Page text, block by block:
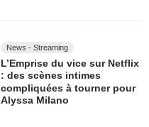
News - Streaming
L’Emprise du vice sur Netflix
: des scènes intimes
compliquées à tourner pour
Alyssa Milano